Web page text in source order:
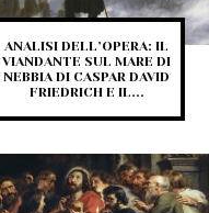
ANALISI DELL’OPERA: IL
VIANDANTE SUL MARE DI
NEBBIA DI CASPAR DAVID
FRIEDRICH E IL...